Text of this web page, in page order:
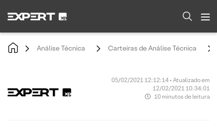
Análise Técnica Carteiras de Análise Técnica
05/02/2021 12:12:14 • Atualizado em
12/02/2021 10:34:01
10 minutos de leitura